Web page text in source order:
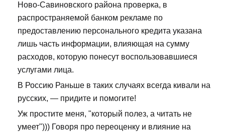
Ново-Савиновского района проверка, в
распространяемой банком рекламе по
предоставлению персонального кредита указана
лишь часть информации, влияющая на сумму
расходов, которую понесут воспользовавшиеся
услугами лица.
В Россию Раньше в таких случаях всегда кивали на
русских, — придите и помогите!
Уж простите меня, "который полез, а читать не
умеет"))) Говоря про переоценку и влияние на